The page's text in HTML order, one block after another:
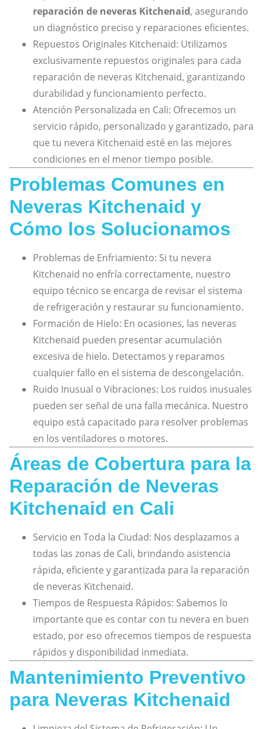
reparación de neveras Kitchenaid, asegurando
un diagnóstico preciso y reparaciones eficientes.
Repuestos Originales Kitchenaid: Utilizamos
exclusivamente repuestos originales para cada
reparación de neveras Kitchenaid, garantizando
durabilidad y funcionamiento perfecto.
Atención Personalizada en Cali: Ofrecemos un
servicio rápido, personalizado y garantizado, para
que tu nevera Kitchenaid esté en las mejores
condiciones en el menor tiempo posible.
Problemas Comunes en
Neveras Kitchenaid y
Cómo los Solucionamos
Problemas de Enfriamiento: Si tu nevera
Kitchenaid no enfría correctamente, nuestro
equipo técnico se encarga de revisar el sistema
de refrigeración y restaurar su funcionamiento.
Formación de Hielo: En ocasiones, las neveras
Kitchenaid pueden presentar acumulación
excesiva de hielo. Detectamos y reparamos
cualquier fallo en el sistema de descongelación.
Ruido Inusual o Vibraciones: Los ruidos inusuales
pueden ser señal de una falla mecánica. Nuestro
equipo está capacitado para resolver problemas
en los ventiladores o motores.
Áreas de Cobertura para la
Reparación de Neveras
Kitchenaid en Cali
Servicio en Toda la Ciudad: Nos desplazamos a
todas las zonas de Cali, brindando asistencia
rápida, eficiente y garantizada para la reparación
de neveras Kitchenaid.
Tiempos de Respuesta Rápidos: Sabemos lo
importante que es contar con tu nevera en buen
estado, por eso ofrecemos tiempos de respuesta
rápidos y disponibilidad inmediata.
Mantenimiento Preventivo
para Neveras Kitchenaid